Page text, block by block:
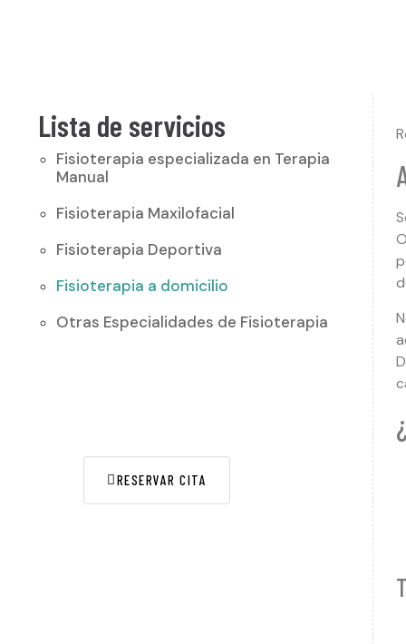
Lista de servicios
Fisioterapia especializada en Terapia
Manual
Fisioterapia Maxilofacial
Fisioterapia Deportiva
Fisioterapia a domicilio
Otras Especialidades de Fisioterapia
RESERVAR CITA